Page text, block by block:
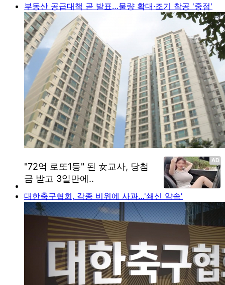
부동산 공급대책 곧 발표…물량 확대·조기 착공 '중점'
대한축구협회, 각종 비위에 사과…'쇄신 약속'